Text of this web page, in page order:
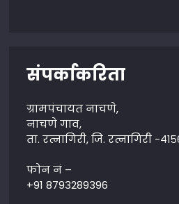
संपर्काकरिता
ग्रामपंचायत नाचणे,
नाचणे गाव,
ता. रत्नागिरी, जि. रत्नागिरी -
फोन नं –
+91 8793289396